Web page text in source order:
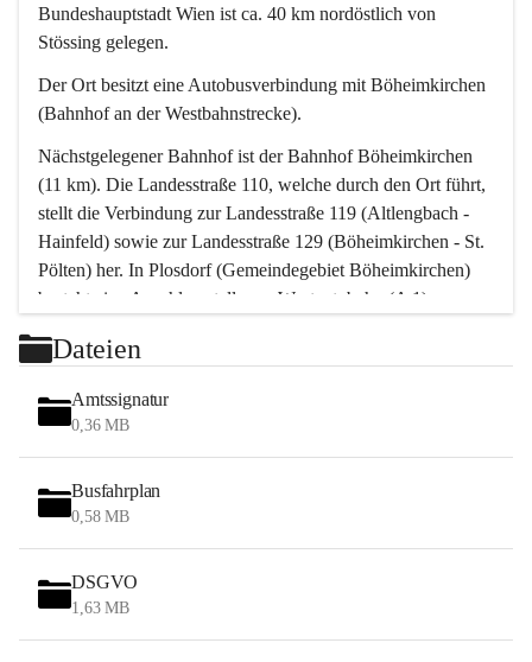
Bundeshauptstadt Wien ist ca. 40 km nordöstlich von
Stössing gelegen.
Der Ort besitzt eine Autobusverbindung mit Böheimkirchen
(Bahnhof an der Westbahnstrecke).
Nächstgelegener Bahnhof ist der Bahnhof Böheimkirchen
(11 km). Die Landesstraße 110, welche durch den Ort führt,
stellt die Verbindung zur Landesstraße 119 (Altlengbach -
Hainfeld) sowie zur Landesstraße 129 (Böheimkirchen - St.
Pölten) her. In Plosdorf (Gemeindegebiet Böheimkirchen)
besteht eine Anschlussstelle zur Westautobahn (A 1).
Wien erreicht man in ca. 45 Minuten.
Stössing zählt noch zum Naherholungsraum Wien sowie
zum Naherholungsraum St. Pölten. Viele Bauernhöfe hatten
„ihre Wiener“. Seit 1960 bauten viele Wiener
Wochenendhäuser im Gemeindegebiet. Wegen des
waldreichen Jagdgebietes haben viele Jagdpächter ihre
Das Wandern ist aus touristischer Sicht die bedeutendste
Tätigkeit. Das hügelige Gebiet mit Wanderwegen durch
Wiesen, Wälder und Obstkulturen lädt dazu ein. Gefördert
Dateien
Amtssignatur
0,36 MB
Busfahrplan
0,58 MB
DSGVO
1,63 MB